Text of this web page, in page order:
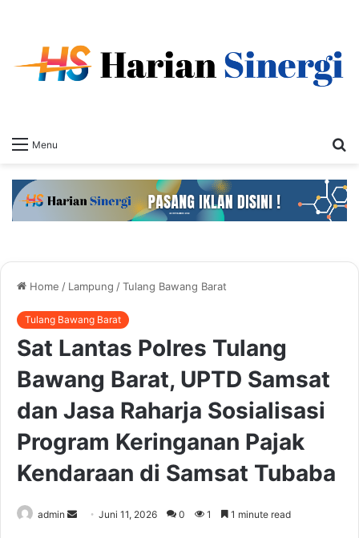
Menu
Home / Lampung /Tulang Bawang Barat
Tulang Bawang Barat
Sat Lantas Polres Tulang
Bawang Barat, UPTD Samsat
dan Jasa Raharja Sosialisasi
Program Keringanan Pajak
Kendaraan di Samsat Tubaba
admin
SendJuni 11, 2026 0 1 1 minute read